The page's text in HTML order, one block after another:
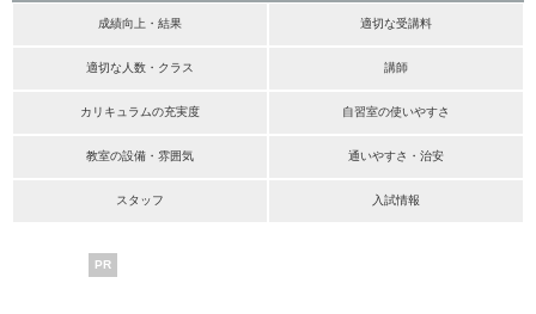
成績向上・結果 適切な受講料
適切な人数・クラス 講師
カリキュラムの充実度 自習室の使いやすさ
教室の設備・雰囲気 通いやすさ・治安
スタッフ 入試情報
PR